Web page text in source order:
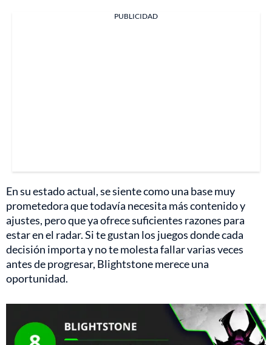
PUBLICIDAD
En su estado actual, se siente como una base muy
prometedora que todavía necesita más contenido y
ajustes, pero que ya ofrece suficientes razones para
estar en el radar. Si te gustan los juegos donde cada
decisión importa y no te molesta fallar varias veces
antes de progresar, Blightstone merece una
oportunidad.